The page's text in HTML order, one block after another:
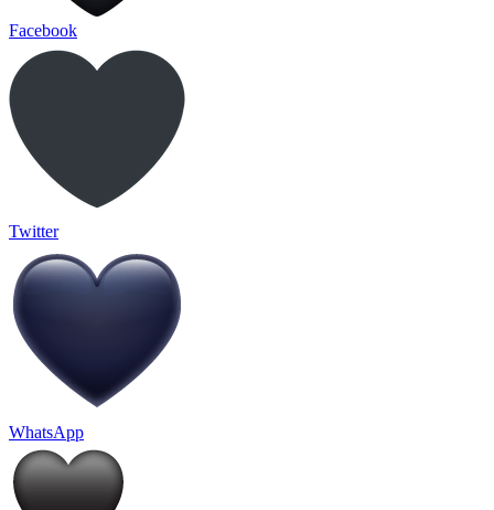
Facebook
Twitter
WhatsApp